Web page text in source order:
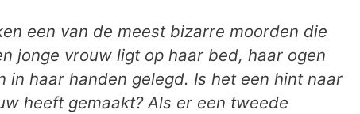
een van de meest bizarre moorden die
jonge vrouw ligt op haar bed, haar ogen
in haar handen gelegd. Is het een hint naar
heeft gemaakt? Als er een tweede